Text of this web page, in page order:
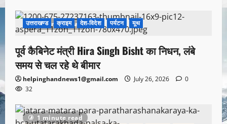
1 minute read
उत्तराखण्ड क्राइम देश-विदेश पर्यटन यूथ
पूर्व कैबिनेट मंत्री Hira Singh Bisht का निधन, लंबे
समय से चल रहे थे बीमार
helpinghandnews1@gmail.com July 26, 2026
0
32
1 minute read